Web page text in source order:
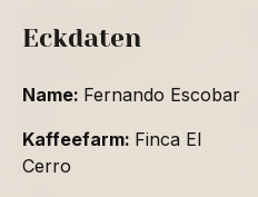
Eckdaten
Name: Fernando Escobar
Kaffeefarm: Finca El
Cerro